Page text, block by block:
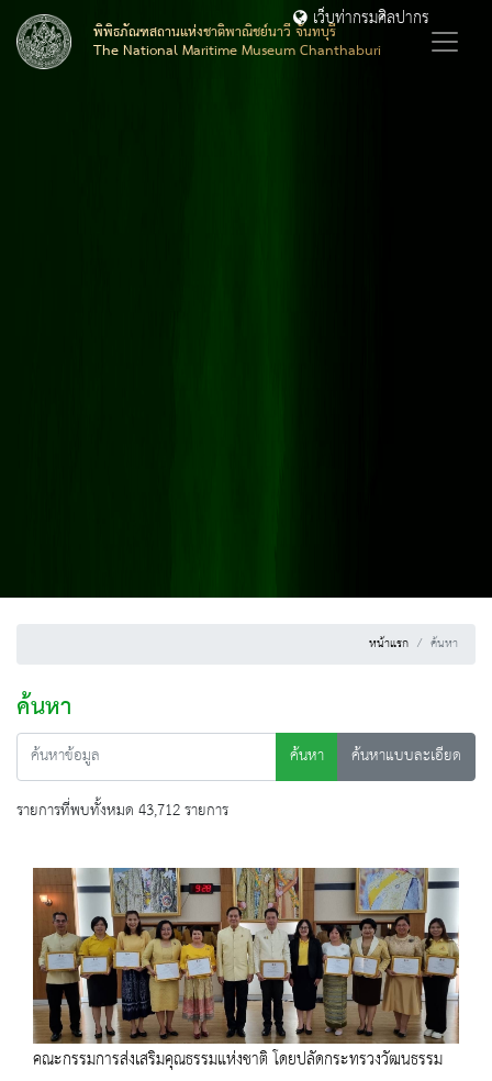
พิพิธภัณฑสถานแห่งชาติพาณิชย์นาวี จันทบุรี
The National Maritime Museum Chanthaburi
เว็บท่ากรมศิลปากร
หน้าแรก ค้นหา
ค้นหา
ค้นหา
ค้นหาแบบละเอียด
รายการที่พบทั้งหมด 43,712 รายการ
คณะกรรมการส่งเสริมคุณธรรมแห่งชาติ โดยปลัดกระทรวงวัฒนธรรม